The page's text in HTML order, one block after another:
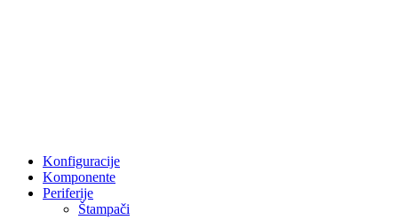
Konfiguracije
Komponente
Periferije
Štampači